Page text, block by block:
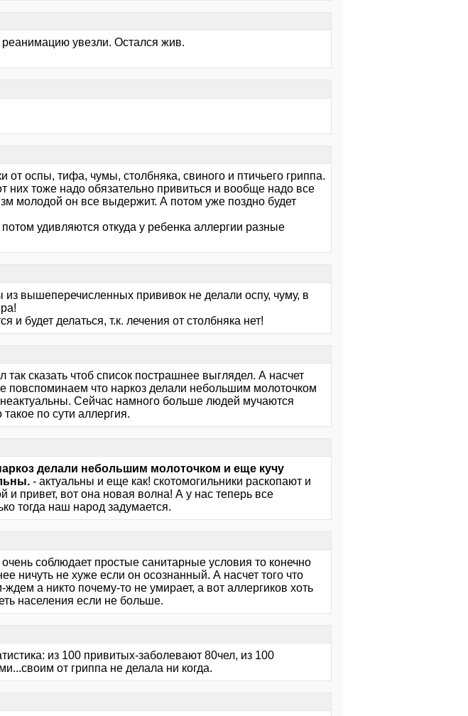
увезли. Остался жив.
от оспы, тифа, чумы, столбняка, свиного и птичьего гриппа.
них тоже надо обязательно привиться и вообще надо все
молодой он все выдержит. А потом уже поздно будет
удивляются откуда у ребенка аллергии разные
из вышеперечисленных прививок не делали оспу, чуму, в
и будет делаться, т.к. лечения от столбняка нет!
сказать чтоб список пострашнее выглядел. А насчет
повспоминаем что наркоз делали небольшим молоточком
Сейчас намного больше людей мучаются
по сути аллергия.
делали небольшим молоточком и еще кучу
- актуальны и еще как! скотомогильники раскопают и
и привет, вот она новая волна! А у нас теперь все
тогда наш народ задумается.
соблюдает простые санитарные условия то конечно
ничуть не хуже если он осознанный. А насчет того что
а никто почему-то не умирает, а вот аллергиков хоть
населения если не больше.
из 100 привитых-заболевают 80чел, из 100
от гриппа не делала ни когда.